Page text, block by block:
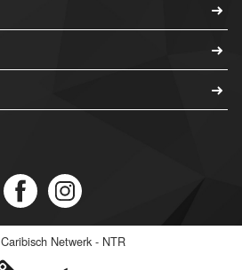
Caribisch Netwerk - NTR